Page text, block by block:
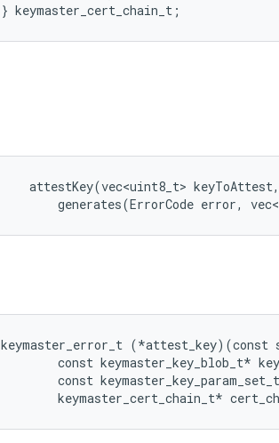
attestKey(vec<uint8_t>
generates(ErrorCode error,
keymaster_error_t (*attest_key)(const
const keymaster_key_blob_t*
const